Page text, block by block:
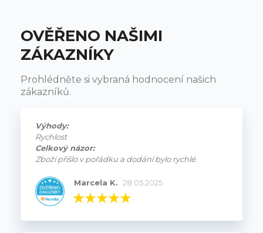
OVĚŘENO NAŠIMI
ZÁKAZNÍKY
Prohlédněte si vybraná hodnocení našich
zákazníků.
Výhody:
Rychlost
Celkový názor:
Zboží přišlo v pořádku a dodání bylo rychlé.
Marcela K. 28.05.2025